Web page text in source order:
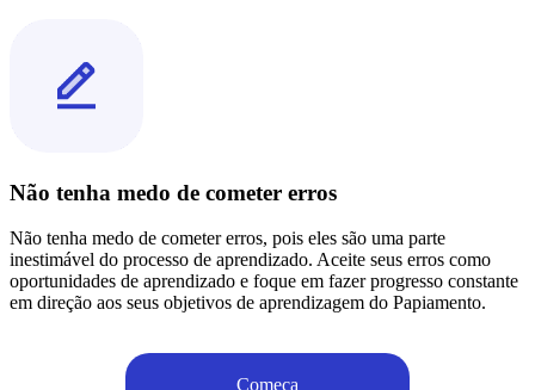
Não tenha medo de cometer erros
Não tenha medo de cometer erros, pois eles são uma parte
inestimável do processo de aprendizado. Aceite seus erros como
oportunidades de aprendizado e foque em fazer progresso constante
em direção aos seus objetivos de aprendizagem do Papiamento.
Começa